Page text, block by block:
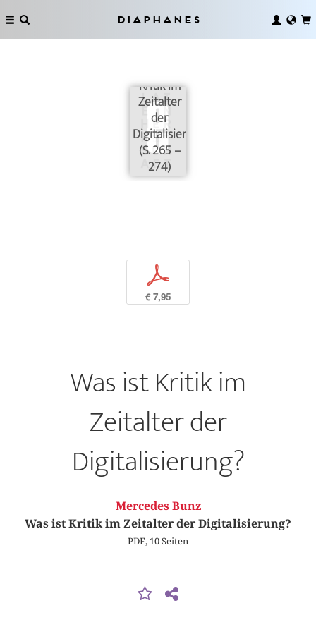
Diaphanes
Kritik im
Zeitalter
der
Digitalisierung?
(S. 265 –
274)
p
€ 7,95
Was ist Kritik im
Zeitalter der
Digitalisierung?
Mercedes Bunz
Was ist Kritik im Zeitalter der Digitalisierung?
PDF, 10 Seiten